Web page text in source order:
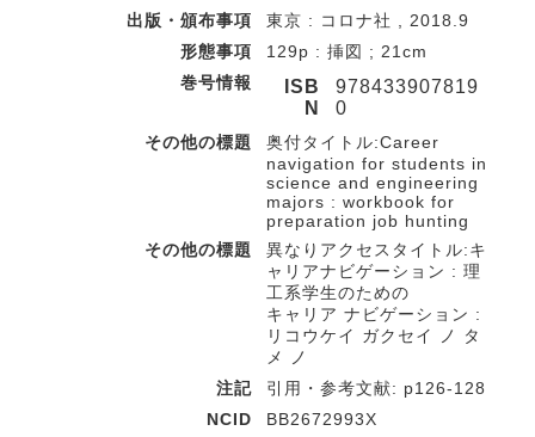
出版・頒布事項
東京 : コロナ社 , 2018.9
形態事項
129p : 挿図 ; 21cm
巻号情報
ISB
N
978433907819
0
その他の標題
奥付タイトル:Career
navigation for students in
science and engineering
majors : workbook for
preparation job hunting
その他の標題
異なりアクセスタイトル:キ
ャリアナビゲーション : 理
工系学生のための
キャリア ナビゲーション :
リコウケイ ガクセイ ノ タ
メ ノ
注記
引用・参考文献: p126-128
NCID
BB2672993X